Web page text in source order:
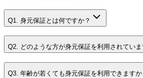
Q1. 身元保証とは何ですか？
Q2. どのような方が身元保証を利用されていま
Q3. 年齢が若くても身元保証を利用できますか